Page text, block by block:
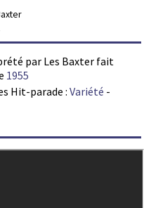
par Les Baxter fait
1955
Hit-parade :Variété -